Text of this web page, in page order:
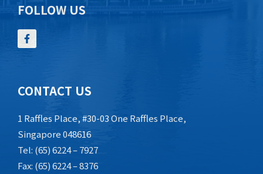
FOLLOW US
CONTACT US
1 Raffles Place, #30-03 One Raffles Place,
Singapore 048616
Tel: (65) 6224 – 7927
Fax: (65) 6224 – 8376